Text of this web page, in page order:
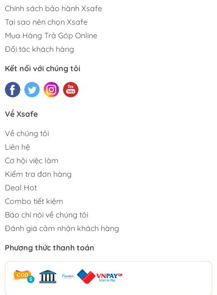
Chính sách bảo hành Xsafe
Tại sao nên chọn Xsafe
Mua Hàng Trả Góp Online
Đối tác khách hàng
Kết nối với chúng tôi
Về Xsafe
Về chúng tôi
Liên hệ
Cơ hội việc làm
Kiểm tra đơn hàng
Deal Hot
Combo tiết kiệm
Báo chí nói về chúng tôi
Đánh giá cảm nhận khách hàng
Phương thức thanh toán